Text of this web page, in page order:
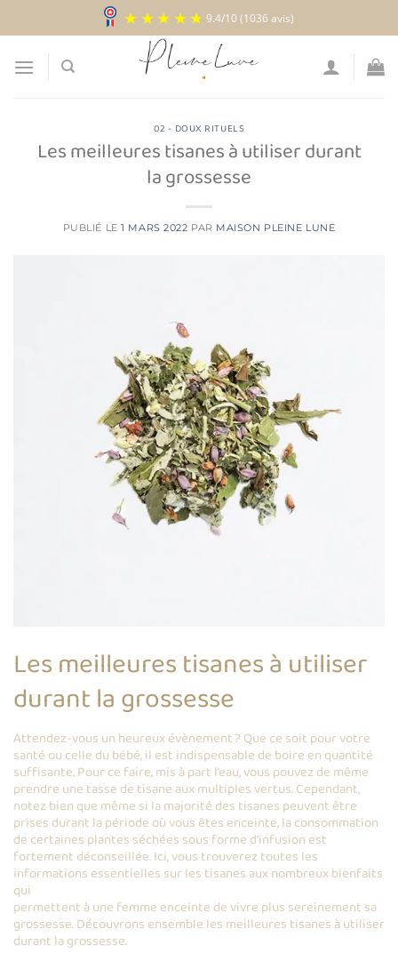
au
contenu
9.4/10(1036 avis)
02 - DOUX RITUELS
Les meilleures tisanes à utiliser durant
la grossesse
PUBLIÉ LE1 MARS 2022 PAR MAISON PLEINE LUNE
Les meilleures tisanes à utiliser
durant la grossesse
Attendez-vous un heureux évènement ? Que ce soit pour votre
santé ou celle du bébé, il est indispensable de boire en quantité
suffisante. Pour ce faire, mis à part l’eau, vous pouvez de même
prendre une tasse de tisane aux multiples vertus. Cependant,
notez bien que même si la majorité des tisanes peuvent être
prises durant la période où vous êtes enceinte, la consommation
de certaines plantes séchées sous forme d’infusion est
fortement déconseillée. Ici, vous trouverez toutes les
informations essentielles sur les tisanes aux nombreux bienfaits
qui
permettent à une femme enceinte de vivre plus sereinement sa
grossesse. Découvrons ensemble les meilleures tisanes à utiliser
durant la grossesse.